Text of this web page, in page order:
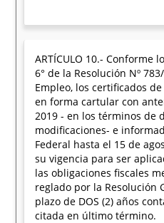
ARTÍCULO 10.- Conforme
6° de la Resolución Nº
Empleo, los certificados
en forma cartular con
2019 - en los términos de
modificaciones- e
Federal hasta el 15 de
su vigencia para ser
las obligaciones fiscales
reglado por la Resolución
plazo de DOS (2) años
citada en último término.